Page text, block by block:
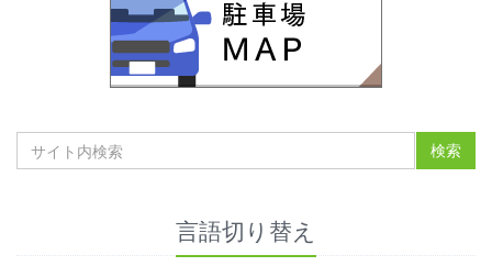
言語切り替え